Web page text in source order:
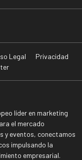
Legal
Privacidad
líder en marketing
el mercado
y eventos, conectamos
impulsando la
empresarial.